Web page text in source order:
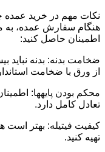
نکات مهم در خرید عمده
هنگام سفارش عمده، به
اطمینان حاصل کنید:
ضخامت بدنه: بدنه نباید
از ورق با ضخامت
محکم بودن پایهها:
تعادل کامل دارد.
کیفیت فیتیله: بهتر است
تهیه کنید.